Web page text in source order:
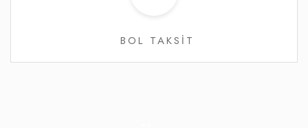
BOL TAKSİT